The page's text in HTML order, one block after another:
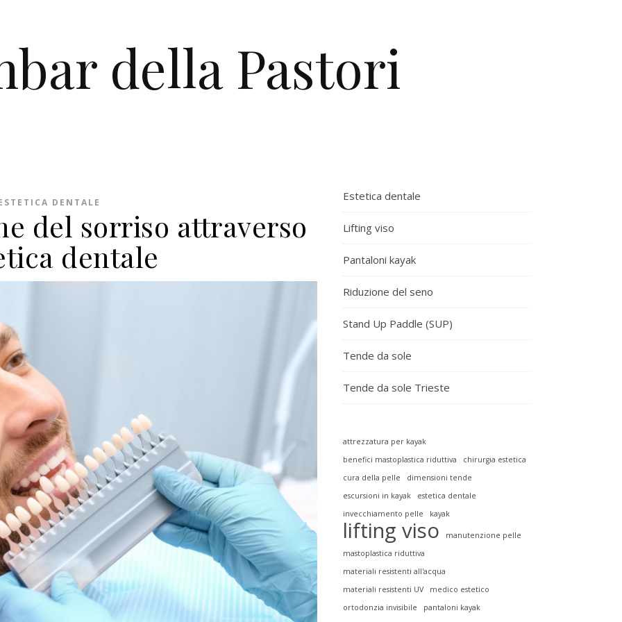
della Pastori
DENTALE
del sorriso attraverso
dentale
Estetica dentale
Lifting viso
Pantaloni kayak
Riduzione del seno
Stand Up Paddle (SUP)
Tende da sole
Tende da sole Trieste
attrezzatura per kayak
benefici mastoplastica riduttiva
chirurgia estetica
cura della pelle
dimensioni tende
escursioni in kayak
estetica dentale
invecchiamento pelle
kayak
lifting viso
manutenzione pelle
mastoplastica riduttiva
materiali resistenti all'acqua
materiali resistenti UV
medico estetico
ortodonzia invisibile
pantaloni kayak